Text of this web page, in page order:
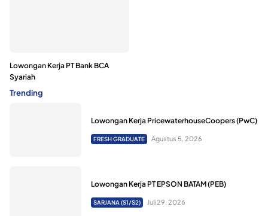
Lowongan Kerja PT Bank BCA
Syariah
Trending
Lowongan Kerja PricewaterhouseCoopers (PwC)
FRESH GRADUATE Agustus 5, 2026
Lowongan Kerja PT EPSON BATAM (PEB)
SARJANA (S1/S2) Juli 29, 2026